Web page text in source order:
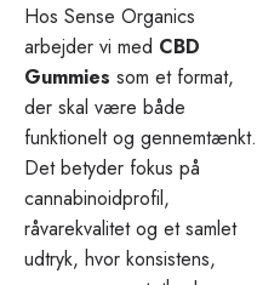
Hos Sense Organics
arbejder vi med CBD
Gummies som et format,
der skal være både
funktionelt og gennemtænkt.
Det betyder fokus på
cannabinoidprofil,
råvarekvalitet og et samlet
udtryk, hvor konsistens,